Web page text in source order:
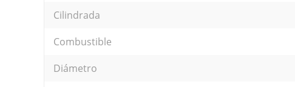
Cilindrada
Combustible
Diámetro